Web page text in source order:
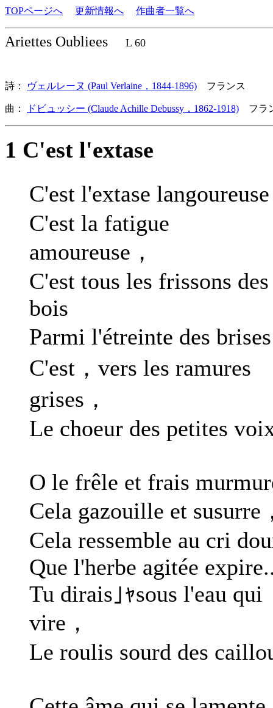
TOPページへ 更新情報へ 作曲者一覧へ
Ariettes Oubliees L 60
詩： ヴェルレーヌ (Paul Verlaine，1844-1896) フランス
曲： ドビュッシー (Claude Achille Debussy，1862-1918) フラ
1 C'est l'extase
C'est l'extase
C'est la fatigue
amoureuse，
C'est tous les frissons des
bois
Parmi l'étreinte des
C'est，vers les ramures
grises，
Le choeur des petites
O le frêle et frais
Cela gazouille et susurre
Cela ressemble au cri
Que l'herbe agitée
Tu dirais｣ｬsous l'eau qui
vire，
Le roulis sourd des